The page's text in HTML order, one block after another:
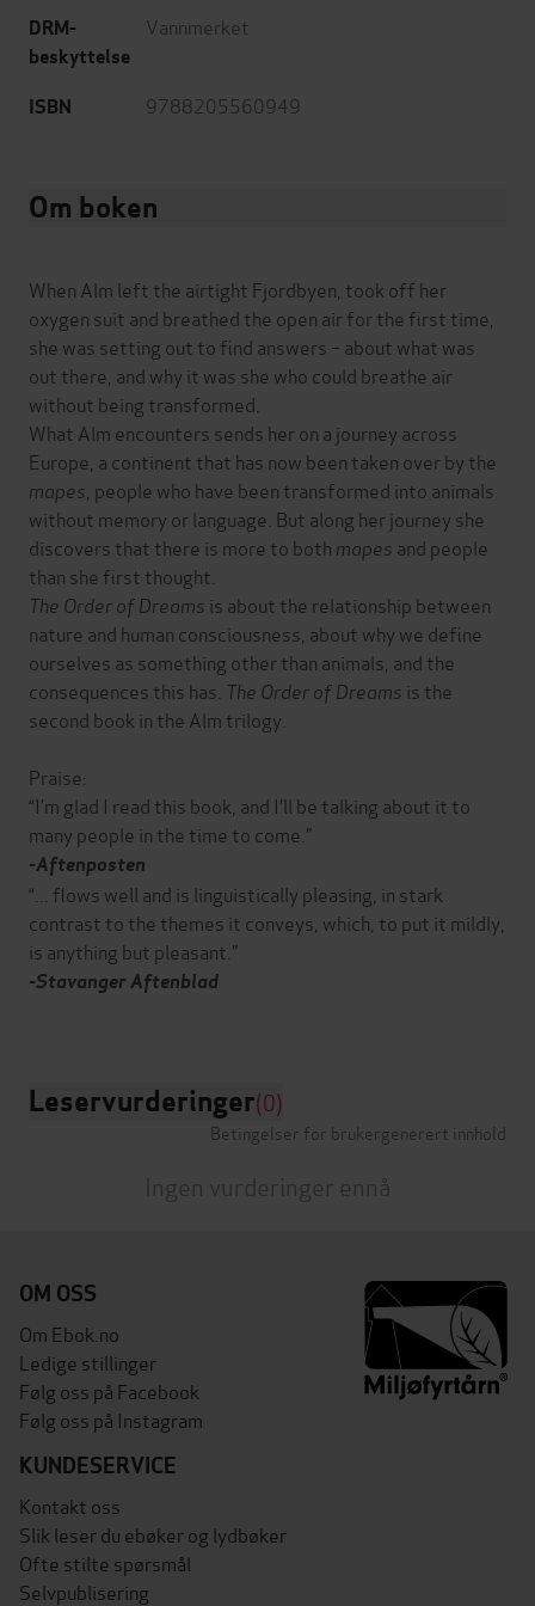
DRM-
beskyttelse
Vannmerket
ISBN 9788205560949
Om boken
When Alm left the airtight Fjordbyen, took off her
oxygen suit and breathed the open air for the first time,
she was setting out to find answers – about what was
out there, and why it was she who could breathe air
without being transformed.
What Alm encounters sends her on a journey across
Europe, a continent that has now been taken over by the
mapes , people who have been transformed into animals
without memory or language. But along her journey she
discovers that there is more to both mapes and people
than she first thought.
The Order of Dreams is about the relationship between
nature and human consciousness, about why we define
ourselves as something other than animals, and the
consequences this has. The Order of Dreams is the
second book in the Alm trilogy.
Praise:
“I’m glad I read this book, and I’ll be talking about it to
many people in the time to come.”
-Aftenposten
“... flows well and is linguistically pleasing, in stark
contrast to the themes it conveys, which, to put it mildly,
is anything but pleasant.”
-Stavanger Aftenblad
Leservurderinger(0)
Betingelser for brukergenerert innhold
Ingen vurderinger ennå
OM OSS
Om Ebok.no
Ledige stillinger
Følg oss på Facebook
Følg oss på Instagram
KUNDESERVICE
Kontakt oss
Slik leser du ebøker og lydbøker
Ofte stilte spørsmål
Selvpublisering